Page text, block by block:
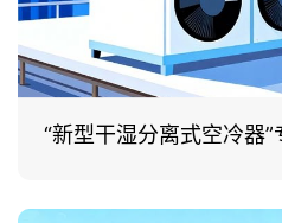
“新型干湿分离式空冷器